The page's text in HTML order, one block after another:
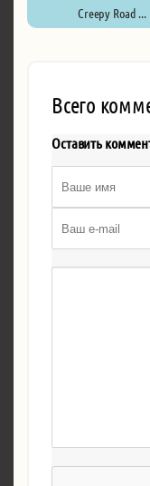
Creepy Road ...
Всего
Оставить